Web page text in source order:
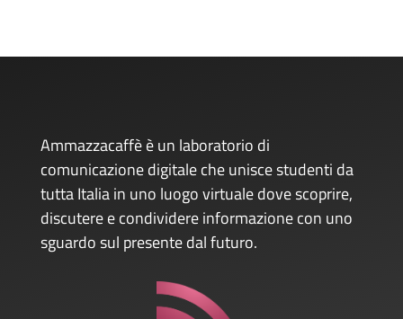
Ammazzacaffè è un laboratorio di
comunicazione digitale che unisce studenti da
tutta Italia in uno luogo virtuale dove scoprire,
discutere e condividere informazione con uno
sguardo sul presente dal futuro.